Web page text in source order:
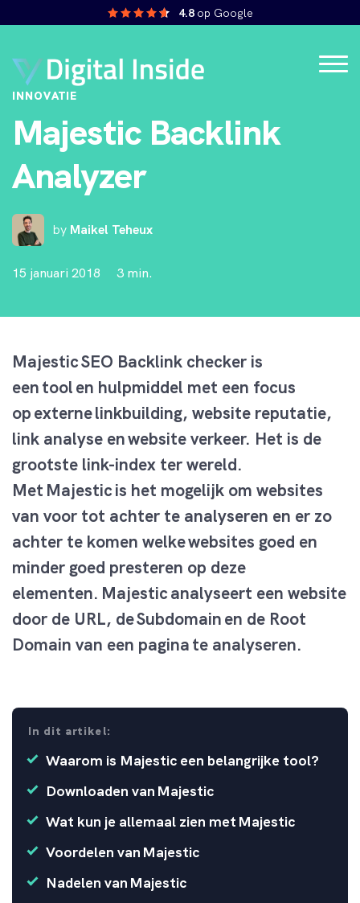
4.8 op Google
INNOVATIE
Majestic Backlink
Analyzer
by Maikel Teheux
15 januari 2018 3 min.
Majestic SEO Backlink checker is
een tool en hulpmiddel met een focus
op externe linkbuilding, website reputatie,
link analyse en website verkeer. Het is de
grootste link-index ter wereld.
Met Majestic is het mogelijk om websites
van voor tot achter te analyseren en er zo
achter te komen welke websites goed en
minder goed presteren op deze
elementen. Majestic analyseert een website
door de URL, deSubdomainen de Root
Domain van een paginate analyseren.
In dit artikel:
Waarom is Majestic een belangrijke tool?
Downloaden van Majestic
Wat kun je allemaal zien met Majestic
Voordelen van Majestic
Nadelen van Majestic